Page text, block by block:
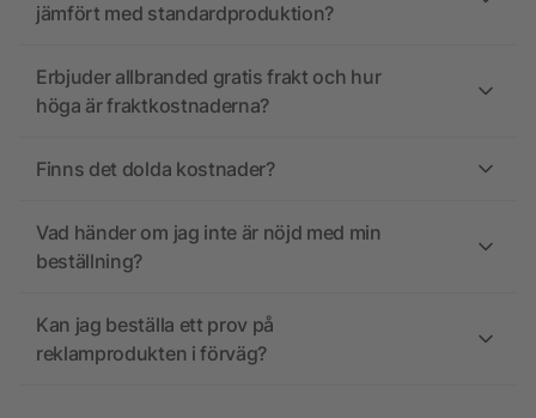
jämfört med standardproduktion?
Erbjuder allbranded gratis frakt och hur
höga är fraktkostnaderna?
Finns det dolda kostnader?
Vad händer om jag inte är nöjd med min
beställning?
Kan jag beställa ett prov på
reklamprodukten i förväg?